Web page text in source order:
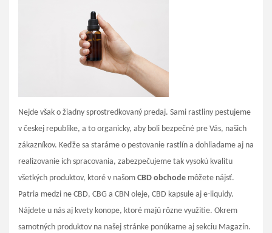
Nejde však o žiadny sprostredkovaný predaj. Sami rastliny pestujeme
v českej republike, a to organicky, aby boli bezpečné pre Vás, našich
zákazníkov. Keďže sa staráme o pestovanie rastlín a dohliadame aj na
realizovanie ich spracovania, zabezpečujeme tak vysokú kvalitu
všetkých produktov, ktoré v našom CBD obchode môžete nájsť.
Patria medzi ne CBD, CBG a CBN oleje, CBD kapsule aj e-liquidy.
Nájdete u nás aj kvety konope, ktoré majú rôzne využitie. Okrem
samotných produktov na našej stránke ponúkame aj sekciu Magazín.